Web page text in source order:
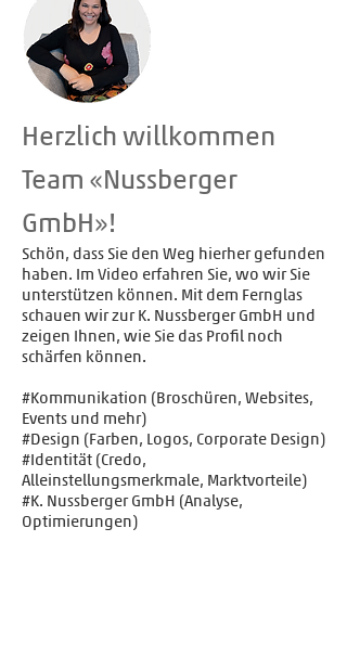
Herzlich willkommen
Team «Nussberger
GmbH»!
Schön, dass Sie den Weg hierher gefunden
haben. Im Video erfahren Sie, wo wir Sie
unterstützen können. Mit dem Fernglas
schauen wir zur K. Nussberger GmbH und
zeigen Ihnen, wie Sie das Profil noch
schärfen können.
#Kommunikation (Broschüren, Websites,
Events und mehr)
#Design (Farben, Logos, Corporate Design)
#Identität (Credo,
Alleinstellungsmerkmale, Marktvorteile)
#K. Nussberger GmbH (Analyse,
Optimierungen)